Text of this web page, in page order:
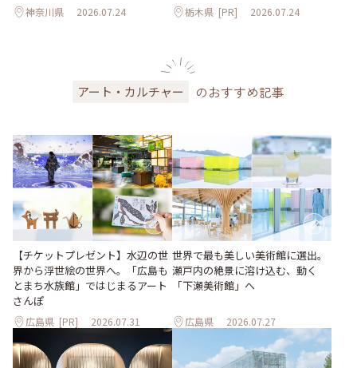
神奈川県 2026.07.24 栃木県 [PR] 2026.07.24
アート・カルチャー のおすすめ記事
【チケットプレゼント】水辺の世
界から浮世絵の世界へ。「広島も
とまち水族館」ではじまるアート
さんぽ
広島県 [PR] 2026.07.31
世界で最も美しい美術館に選出。
瀬戸内の絶景に溶け込む、動く
「下瀬美術館」へ
広島県 2026.07.27